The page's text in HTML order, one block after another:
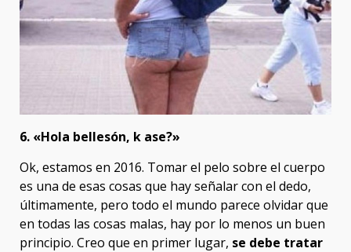
6. «Hola bellesón, k ase?»
Ok, estamos en 2016. Tomar el pelo sobre el cuerpo
es una de esas cosas que hay señalar con el dedo,
últimamente, pero todo el mundo parece olvidar que
en todas las cosas malas, hay por lo menos un buen
principio. Creo que en primer lugar, se debe tratar